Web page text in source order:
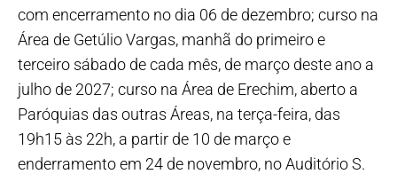
com encerramento no dia 06 de dezembro; curso na
Área de Getúlio Vargas, manhã do primeiro e
terceiro sábado de cada mês, de março deste ano a
julho de 2027; curso na Área de Erechim, aberto a
Paróquias das outras Áreas, na terça-feira, das
19h15 às 22h, a partir de 10 de março e
enderramento em 24 de novembro, no Auditório S.